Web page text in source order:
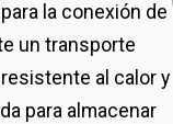
la conexión de
un transporte
al calor y
para almacenar